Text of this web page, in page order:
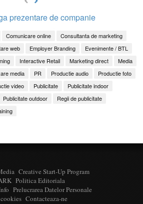
prezentare de companie
Comunicare online
Consultanta de marketing
web Employer Branding
Evenimente / BTL
Interactive Retail Marketing direct
Media
media PR Productie audio
Productie foto
video Publicitate
Publicitate indoor
Publicitate outdoor
Regii de publicitate
Creative Start-Up Program
Politica Editoriala
Prelucrarea Datelor Personale
Contacteaza-ne